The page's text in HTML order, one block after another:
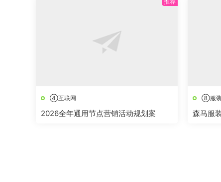
④互联网
2026全年通用节点营销活动规划案
⑧服装
森马服